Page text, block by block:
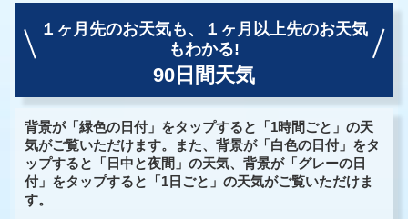
１ヶ月先のお天気も、
１ヶ月以上先のお天気
もわかる!
90日間天気
背景が「緑色の日付」をタップすると「1時間ごと」の天
気がご覧いただけます。また、背景が「白色の日付」をタ
ップすると「日中と夜間」の天気、背景が「グレーの日
付」をタップすると「1日ごと」の天気がご覧いただけま
す。